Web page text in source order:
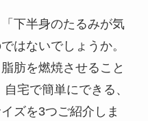
下半身のたるみが気
はないでしょうか。
肪を燃焼させること
宅で簡単にできる、
ズを3つご紹介しま